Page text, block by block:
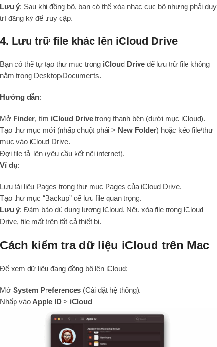
Lưu ý: Sau khi đồng bộ, bạn có thể xóa nhạc cục bộ nhưng phải duy
trì đăng ký để truy cập.
4. Lưu trữ file khác lên iCloud Drive
Bạn có thể tự tạo thư mục trong iCloud Drive để lưu trữ file không
nằm trong Desktop/Documents.
Hướng dẫn:
Mở Finder, tìm iCloud Drive trong thanh bên (dưới mục iCloud).
Tạo thư mục mới (nhấp chuột phải > New Folder) hoặc kéo file/thư
mục vào iCloud Drive.
Đợi file tải lên (yêu cầu kết nối internet).
Ví dụ:
Lưu tài liệu Pages trong thư mục Pages của iCloud Drive.
Tạo thư mục “Backup” để lưu file quan trọng.
Lưu ý: Đảm bảo đủ dung lượng iCloud. Nếu xóa file trong iCloud
Drive, file mất trên tất cả thiết bị.
Cách kiểm tra dữ liệu iCloud trên Mac
Để xem dữ liệu đang đồng bộ lên iCloud:
Mở System Preferences (Cài đặt hệ thống).
Nhấp vào Apple ID > iCloud.